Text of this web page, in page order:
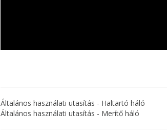
Általános használati utasítás - Haltartó háló
Általános használati utasítás - Merítő háló